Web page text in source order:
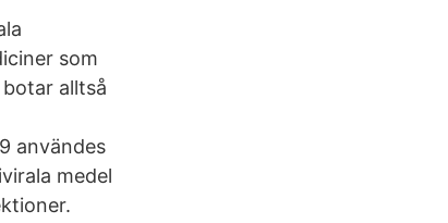
som
alltså
användes
medel